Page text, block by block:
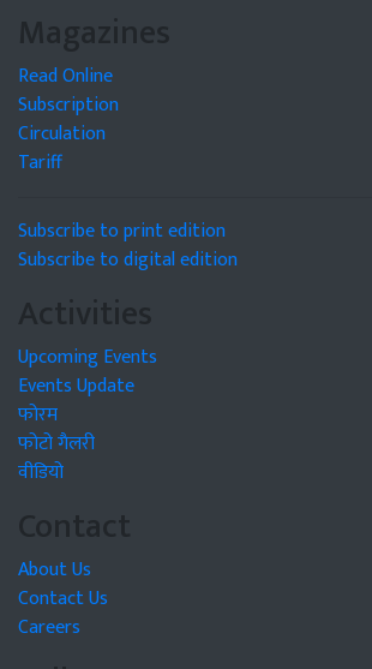
Magazines
Read Online
Subscription
Circulation
Tariff
Subscribe to print edition
Subscribe to digital edition
Activities
Upcoming Events
Events Update
फोरम
फोटो गैलरी
वीडियो
Contact
About Us
Contact Us
Careers